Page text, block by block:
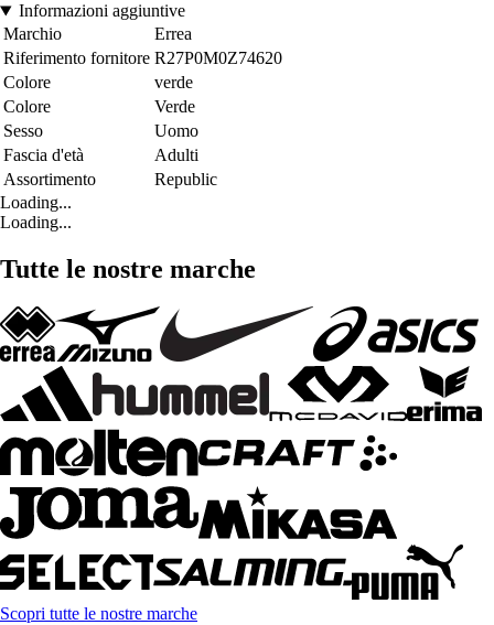
Informazioni aggiuntive
Marchio
Errea
Riferimento fornitore R27P0M0Z74620
Colore
verde
Colore
Verde
Sesso
Uomo
Fascia d'età
Adulti
Assortimento
Republic
Loading...
Loading...
Tutte le nostre marche
Scopri tutte le nostre marche